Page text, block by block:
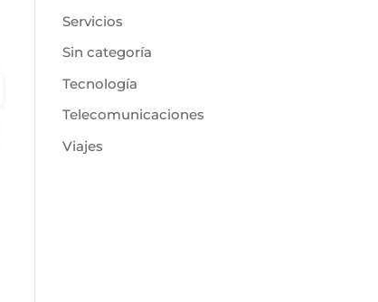
Servicios
Sin categoría
Tecnología
Telecomunicaciones
Viajes